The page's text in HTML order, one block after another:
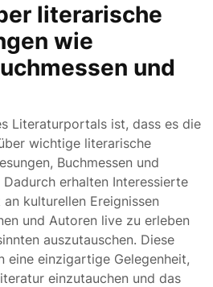
literarische
wie
und
Literaturportals ist, dass es die
wichtige literarische
Buchmessen und
erhalten Interessierte
kulturellen Ereignissen
und Autoren live zu erleben
auszutauschen. Diese
eine einzigartige Gelegenheit,
einzutauchen und das